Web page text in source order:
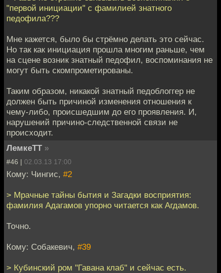
"первой инициации" с фамилией знатного
педофила???
Мне кажется, было бы стрёмно делать это сейчас.
Но так как инициация прошла многим раньше, чем
на сцене возник знатный педофил, воспоминания не
могут быть скомпрометированы.
Таким образом, никакой знатный педоблоггер не
должен быть причиной изменения отношения к
чему-либо, происшедшим до его проявления. И,
нарушений причино-следственной связи не
происходит.
ЛемкеТТ »
#46 | 02.03.13 17:00
Кому: Чингис, #2
> Мрачные тайны бытия и Загадки восприятия:
фамилия Адагамов упорно читается как Агдамов.
Точно.
Кому: Собакевич, #39
> Кубинский ром "Гавана клаб" и сейчас есть.